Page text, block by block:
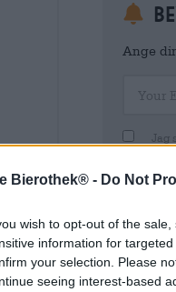
Bierothek® - Do Not
wish to opt-out of the
information for
your selection. Please
seeing interest-based
Ange
Jag
Jag är